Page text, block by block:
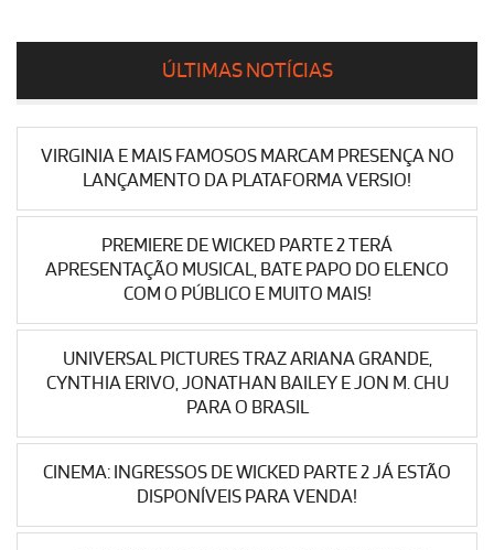
ÚLTIMAS NOTÍCIAS
VIRGINIA E MAIS FAMOSOS MARCAM PRESENÇA NO
LANÇAMENTO DA PLATAFORMA VERSIO!
PREMIERE DE WICKED PARTE 2 TERÁ
APRESENTAÇÃO MUSICAL, BATE PAPO DO ELENCO
COM O PÚBLICO E MUITO MAIS!
UNIVERSAL PICTURES TRAZ ARIANA GRANDE,
CYNTHIA ERIVO, JONATHAN BAILEY E JON M. CHU
PARA O BRASIL
CINEMA: INGRESSOS DE WICKED PARTE 2 JÁ ESTÃO
DISPONÍVEIS PARA VENDA!